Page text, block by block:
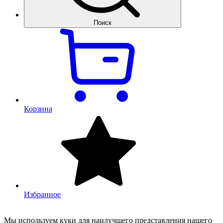
Поиск
Корзина
Избранное
Мы используем куки для наилучшего представления нашего